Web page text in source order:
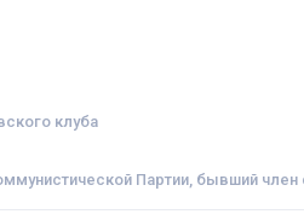
клуба
Партии, бывший